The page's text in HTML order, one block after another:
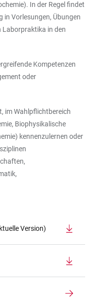
In der Regel findet
Vorlesungen, Übungen
in den
Kompetenzen
oder
im Wahlpflichtbereich
Biophysikalische
kennenzulernen oder
Version)